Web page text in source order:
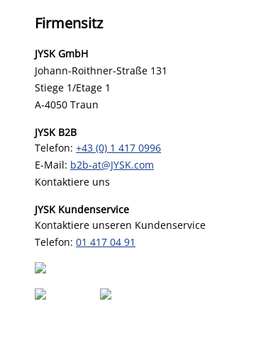
Firmensitz
JYSK GmbH
Johann-Roithner-Straße 131
Stiege 1/Etage 1
A-4050 Traun
JYSK B2B
Telefon: +43 (0) 1 417 0996
E-Mail: b2b-at@JYSK.com
Kontaktiere uns
JYSK Kundenservice
Kontaktiere unseren Kundenservice
Telefon: 01 417 04 91